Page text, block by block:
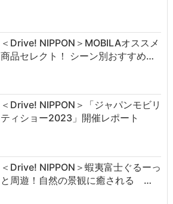
＜Drive! NIPPON＞MOBILAオススメ
商品セレクト！ シーン別おすすめ…
＜Drive! NIPPON＞「ジャパンモビリ
ティショー2023」開催レポート
＜Drive! NIPPON＞蝦夷富士ぐるーっ
と周遊！自然の景観に癒される …